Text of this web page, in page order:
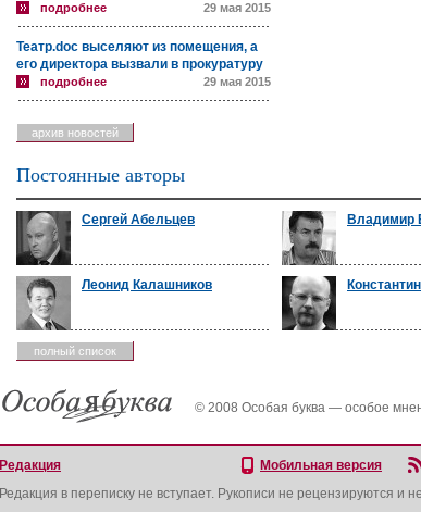
подробнее 29 мая 2015
Театр.doc выселяют из помещения, а
его директора вызвали в прокуратуру
подробнее 29 мая 2015
архив новостей
Постоянные авторы
Сергей Абельцев Владимир
Леонид Калашников
полный список
© 2008 Особая буква — особое
Редакция Мобильная версия
Редакция в переписку не вступает. Рукописи не рецензируются